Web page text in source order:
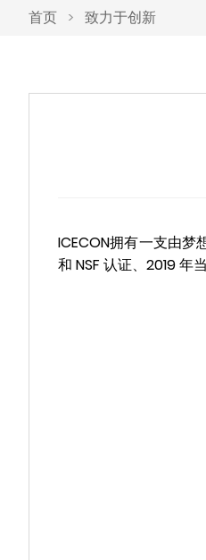
首页 > 致力于创新
ICECON拥有一支由梦
和 NSF 认证、2019 年